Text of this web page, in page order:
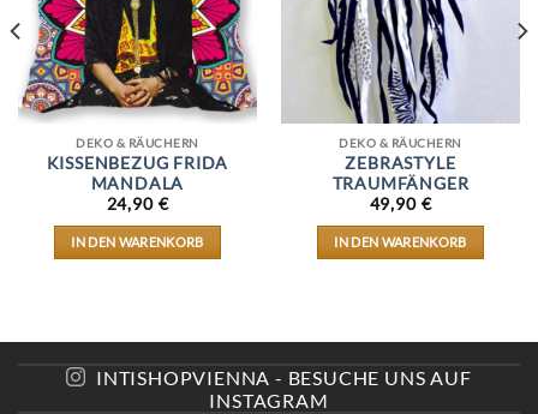
DEKO & RÄUCHERN
KISSENBEZUG FRIDA
MANDALA
24,90 €
IN DEN WARENKORB
DEKO & RÄUCHERN
ZEBRASTYLE
TRAUMFÄNGER
49,90 €
IN DEN WARENKORB
INTISHOPVIENNA - BESUCHE UNS AUF
INSTAGRAM